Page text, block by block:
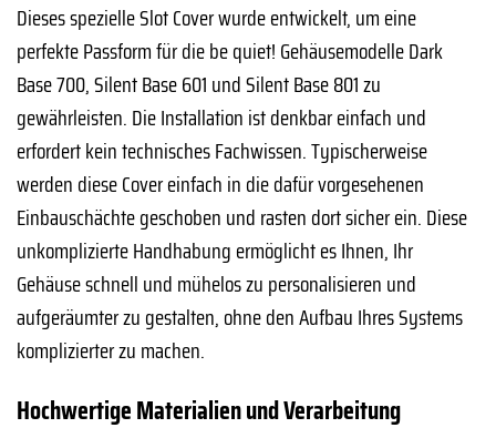
Dieses spezielle Slot Cover wurde entwickelt, um eine
perfekte Passform für die be quiet! Gehäusemodelle Dark
Base 700, Silent Base 601 und Silent Base 801 zu
gewährleisten. Die Installation ist denkbar einfach und
erfordert kein technisches Fachwissen. Typischerweise
werden diese Cover einfach in die dafür vorgesehenen
Einbauschächte geschoben und rasten dort sicher ein. Diese
unkomplizierte Handhabung ermöglicht es Ihnen, Ihr
Gehäuse schnell und mühelos zu personalisieren und
aufgeräumter zu gestalten, ohne den Aufbau Ihres Systems
komplizierter zu machen.
Hochwertige Materialien und Verarbeitung